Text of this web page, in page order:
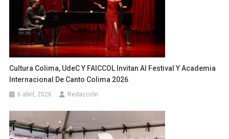
Cultura Colima, UdeC Y FAICCOL Invitan Al Festival Y Academia
Internacional De Canto Colima 2026
6 abril, 2026 Redacción